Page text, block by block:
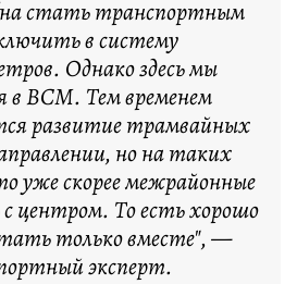
стать транспортным
в систему
Однако здесь мы
в ВСМ. Тем временем
развитие трамвайных
но на таких
уже скорее межрайонные
с центром. То есть хорошо
только вместе", —
эксперт.